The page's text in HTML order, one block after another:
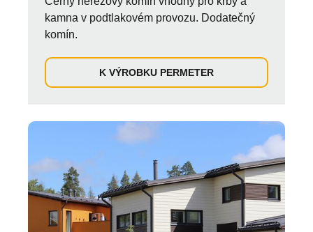
kamna v podtlakovém provozu. Dodatečný
komín.
K VÝROBKU PERMETER